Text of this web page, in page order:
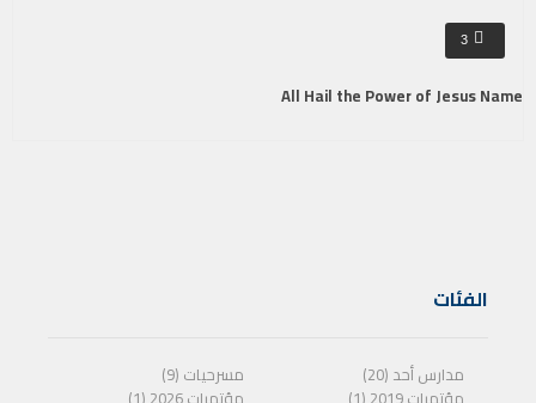
3
All Hail the Power of Jesus Name
الفئات
مسرحيات (9)
مدارس أحد (20)